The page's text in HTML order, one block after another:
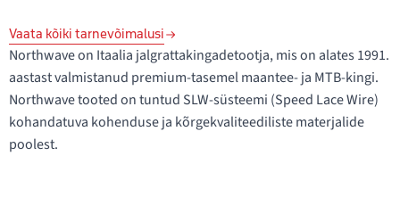
Vaata kõiki tarnevõimalusi
Northwave on Itaalia jalgrattakingadetootja, mis on alates 1991.
aastast valmistanud premium-tasemel maantee- ja MTB-kingi.
Northwave tooted on tuntud SLW-süsteemi (Speed Lace Wire)
kohandatuva kohenduse ja kõrgekvaliteediliste materjalide
poolest.